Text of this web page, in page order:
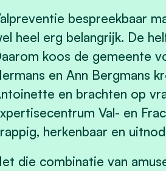
bespreekbaar
heel erg belangrijk. De
koos de gemeente
en Ann Bergmans
en brachten op
Val- en
herkenbaar en
die combinatie van